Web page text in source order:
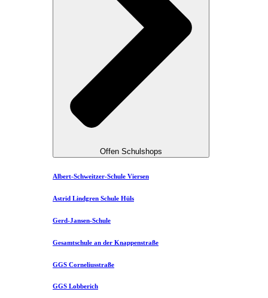
Offen Schulshops
Albert-Schweitzer-Schule Viersen
Astrid Lindgren Schule Hüls
Gerd-Jansen-Schule
Gesamtschule an der Knappenstraße
GGS Corneliusstraße
GGS Lobberich